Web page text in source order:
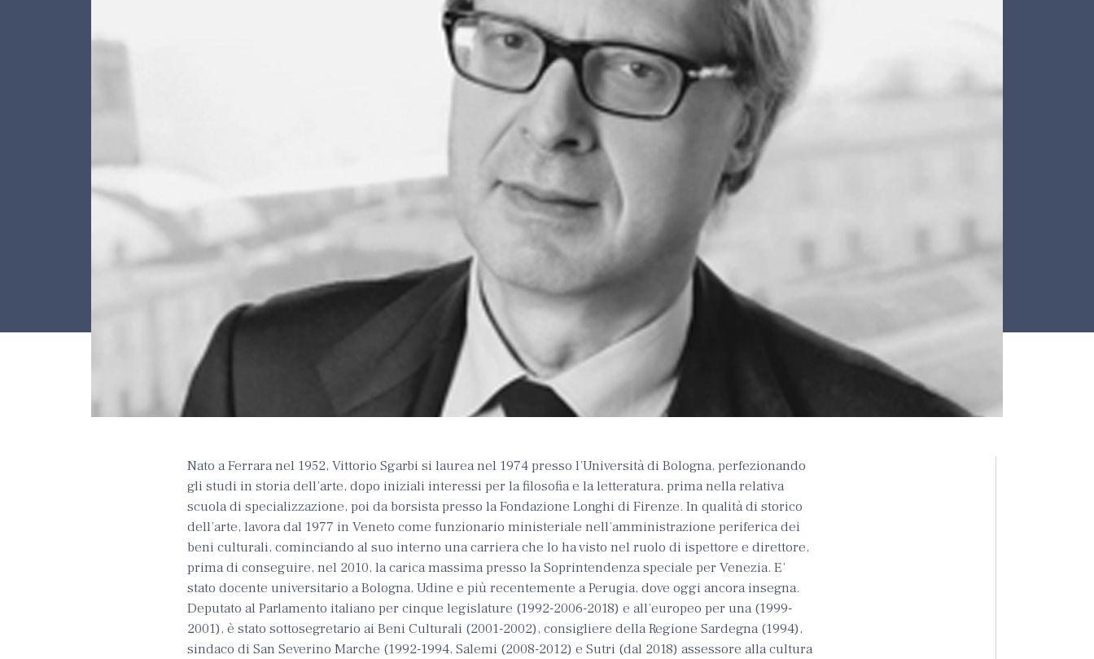
Nato a Ferrara nel 1952, Vittorio Sgarbi si laurea nel 1974 presso l’Università di Bologna, perfezionando
gli studi in storia dell’arte, dopo iniziali interessi per la filosofia e la letteratura, prima nella relativa
scuola di specializzazione, poi da borsista presso la Fondazione Longhi di Firenze. In qualità di storico
dell’arte, lavora dal 1977 in Veneto come funzionario ministeriale nell’amministrazione periferica dei
beni culturali, cominciando al suo interno una carriera che lo ha visto nel ruolo di ispettore e direttore,
prima di conseguire, nel 2010, la carica massima presso la Soprintendenza speciale per Venezia. E’
stato docente universitario a Bologna, Udine e più recentemente a Perugia, dove oggi ancora insegna.
Deputato al Parlamento italiano per cinque legislature (1992-2006-2018) e all’europeo per una (1999-
2001), è stato sottosegretario ai Beni Culturali (2001-2002), consigliere della Regione Sardegna (1994),
sindaco di San Severino Marche (1992-1994, Salemi (2008-2012) e Sutri (dal 2018) assessore alla cultura